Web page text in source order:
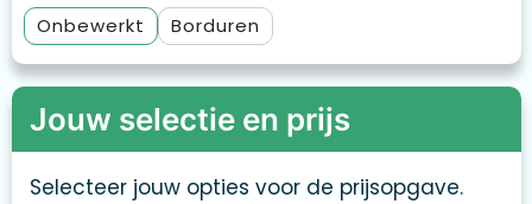
Onbewerkt
Borduren
Jouw selectie en prijs
Selecteer jouw opties voor de prijsopgave.